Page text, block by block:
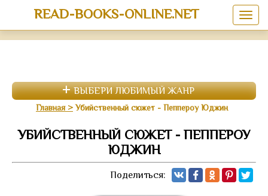
READ-BOOKS-ONLINE.NET
ВЫБЕРИ ЛЮБИМЫЙ ЖАНР
Главная Убийственный сюжет - Пеппероу Юджин
УБИЙСТВЕННЫЙ СЮЖЕТ - ПЕППЕРОУ
ЮДЖИН
Поделиться: